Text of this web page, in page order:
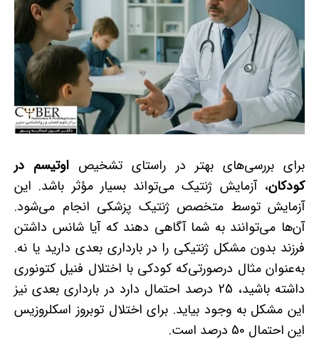
برای بررسی‌های بهتر در راستای تشخیص اوتیسم در
کودکان، آزمایش ژنتیک می‌تواند بسیار مؤثر باشد. این
آزمایش توسط متخصص ژنتیک پزشکی انجام می‌شود.
آن‌ها می‌توانند به شما آگاهی دهند که آیا شانس داشتن
فرزند بدون مشکل ژنتیکی را در بارداری بعدی دارید یا نه.
به‌عنوان ‌مثال درصورتی‌که کودکی با اختلال فنیل کتونوری
داشته باشید، 25 درصد احتمال دارد در بارداری بعدی نیز
این مشکل به وجود بیاید. برای اختلال توبروز اسکلروزیس
این احتمال 50 درصد است.